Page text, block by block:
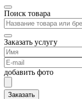
Поиск товара
Заказать услугу
добавить фото
Заказать